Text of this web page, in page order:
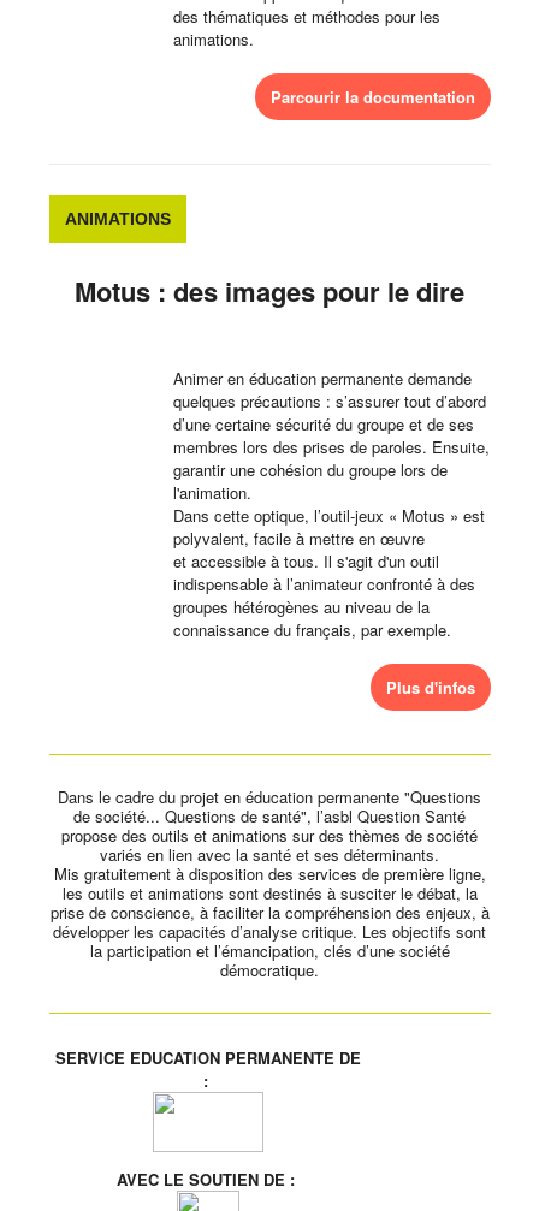
des thématiques et méthodes pour les
animations.
Parcourir la documentation
ANIMATIONS
Motus : des images pour le dire
Animer en éducation permanente demande
quelques précautions : s’assurer tout d’abord
d’une certaine sécurité du groupe et de ses
membres lors des prises de paroles. Ensuite,
garantir une cohésion du groupe lors de
l'animation.
Dans cette optique, l’outil-jeux « Motus » est
polyvalent, facile à mettre en œuvre
et accessible à tous. Il s'agit d'un outil
indispensable à l’animateur confronté à des
groupes hétérogènes au niveau de la
connaissance du français, par exemple.
Plus d'infos
Dans le cadre du projet en éducation permanente "Questions
de société... Questions de santé", l’asbl Question Santé
propose des outils et animations sur des thèmes de société
variés en lien avec la santé et ses déterminants.
Mis gratuitement à disposition des services de première ligne,
les outils et animations sont destinés à susciter le débat, la
prise de conscience, à faciliter la compréhension des enjeux, à
développer les capacités d’analyse critique. Les objectifs sont
la participation et l’émancipation, clés d’une société
démocratique.
SERVICE EDUCATION PERMANENTE DE
:
AVEC LE SOUTIEN DE :